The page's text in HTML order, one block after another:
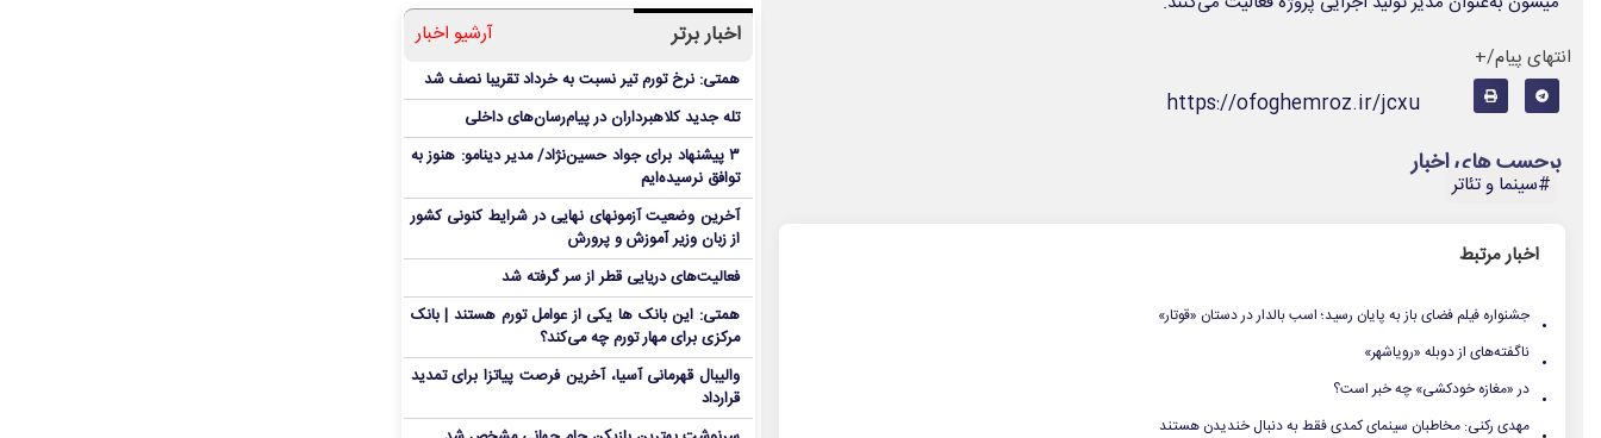
انتهای پیام/+
https://ofoghemroz.ir/jcxu
برچسب های اخبار
#سینما و تئاتر
اخبار مرتبط
. جشنواره فیلم فضای باز به پایان رسید؛ اسب بالدار در دستان «قوتار»
. ناگفته‌های از دوبله «رویاشهر»
. در «مغازه خودکشی» چه خبر است؟
مهدی رکنی: مخاطبان سینمای کمدی فقط به دنبال خندیدن هستند
اخبار برتر آرشیو اخبار
همتی: نرخ تورم تیر نسبت به خرداد تقریبا نصف شد
تله جدید کلاهبرداران در پیام‌رسان‌های داخلی
۳ پیشنهاد برای جواد حسین‌نژاد/ مدیر دینامو: هنوز به
توافق نرسیده‌ایم
آخرین وضعیت آزمونهای نهایی در شرایط کنونی کشور
از زبان وزیر آموزش و پرورش
فعالیت‌های دریایی قطر از سر گرفته شد
همتی: این بانک ها یکی از عوامل تورم هستند | بانک
مرکزی برای مهار تورم چه می‌کند؟
والیبال قهرمانی آسیا، آخرین فرصت پیاتزا برای تمدید
قرارداد